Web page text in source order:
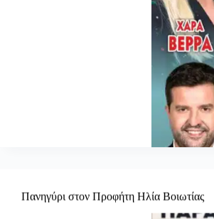
Πανηγύρι στον Προφήτη Ηλία Βοιωτίας